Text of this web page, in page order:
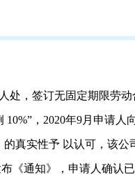
处，签订无固定期限劳
，2020年9月申请人
真实性予 以认可，该
《通知》，申请人确认